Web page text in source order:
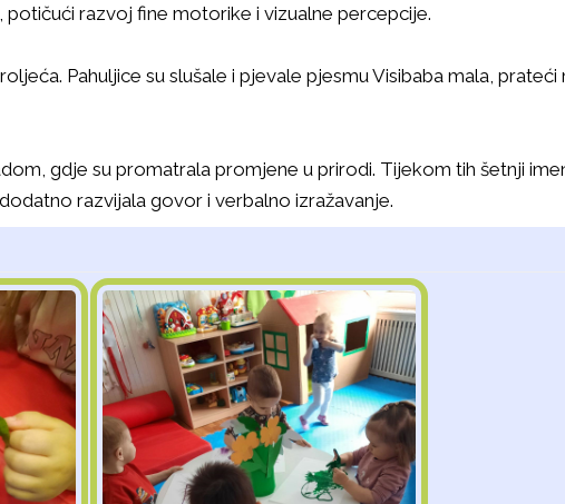
razvoj fine motorike i vizualne percepcije.
Pahuljice su slušale i pjevale pjesmu Visibaba mala,
gdje su promatrala promjene u prirodi. Tijekom tih šetnji
razvijala govor i verbalno izražavanje.